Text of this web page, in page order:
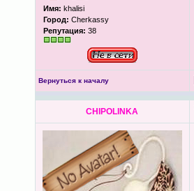
Имя: khalisi
Город: Cherkassy
Репутация: 38
Вернуться к началу
CHIPOLINKA